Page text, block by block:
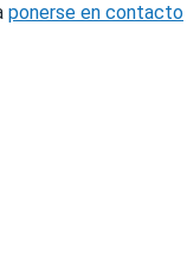
ponerse en contacto